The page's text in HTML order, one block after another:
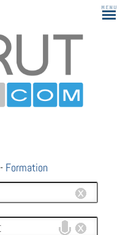
- Formation